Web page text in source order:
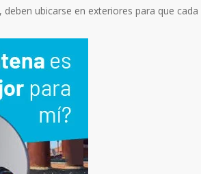
ubicarse en exteriores para que